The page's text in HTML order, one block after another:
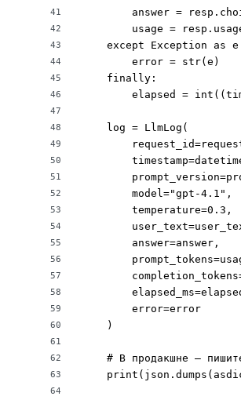
41
42
43
44
45
46
47
48
49
50
51
52
53
54
55
56
57
58
59
60
61
62
63
64
answer =
usage =
except Exception as
        error = str(e)
    finally:
elapsed =
    log = LlmLog(
        model="gpt-4.1",
        temperature=0.3,
        answer=answer,
        error=error
    )
# В продакшне —